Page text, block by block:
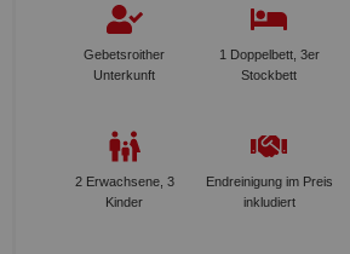
Gebetsroither
Unterkunft
1 Doppelbett, 3er
Stockbett
2 Erwachsene, 3
Kinder
Endreinigung im Preis
inkludiert